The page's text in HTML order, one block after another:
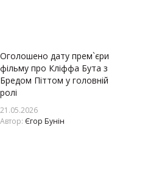
Оголошено дату прем`єри
фільму про Кліффа Бута з
Бредом Піттом у головній
ролі
21.05.2026
Автор: Єгор Бунін